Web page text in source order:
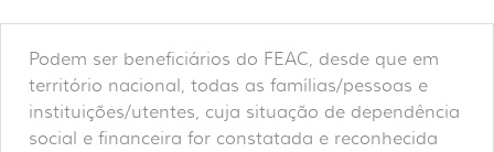
Podem ser beneficiários do FEAC, desde que em
território nacional, todas as famílias/pessoas e
instituições/utentes, cuja situação de dependência
social e financeira for constatada e reconhecida